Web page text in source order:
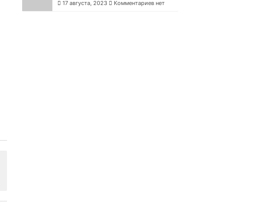
17 августа, 2023 Комментариев нет